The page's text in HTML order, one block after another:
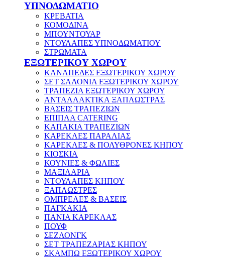
ΥΠΝΟΔΩΜΑΤΙΟ
ΚΡΕΒΑΤΙΑ
ΚΟΜΟΔΙΝΑ
ΜΠΟΥΝΤΟΥΑΡ
ΝΤΟΥΛΑΠΕΣ ΥΠΝΟΔΩΜΑΤΙΟΥ
ΣΤΡΩΜΑΤΑ
ΕΞΩΤΕΡΙΚΟΥ ΧΩΡΟΥ
ΚΑΝΑΠΕΔΕΣ ΕΞΩΤΕΡΙΚΟΥ ΧΩΡΟΥ
ΣΕΤ ΣΑΛΟΝΙΑ ΕΞΩΤΕΡΙΚΟΥ ΧΩΡΟΥ
ΤΡΑΠΕΖΙΑ ΕΞΩΤΕΡΙΚΟΥ ΧΩΡΟΥ
ΑΝΤΑΛΛΑΚΤΙΚΑ ΞΑΠΛΩΣΤΡΑΣ
ΒΑΣΕΙΣ ΤΡΑΠΕΖΙΩΝ
ΕΠΙΠΛΑ CATERING
ΚΑΠΑΚΙΑ ΤΡΑΠΕΖΙΩΝ
ΚΑΡΕΚΛΕΣ ΠΑΡΑΛΙΑΣ
ΚΑΡΕΚΛΕΣ & ΠΟΛΥΘΡΟΝΕΣ ΚΗΠΟΥ
ΚΙΟΣΚΙΑ
ΚΟΥΝΙΕΣ & ΦΩΛΙΕΣ
ΜΑΞΙΛΑΡΙΑ
ΝΤΟΥΛΑΠΕΣ ΚΗΠΟΥ
ΞΑΠΛΩΣΤΡΕΣ
ΟΜΠΡΕΛΕΣ & ΒΑΣΕΙΣ
ΠΑΓΚΑΚΙΑ
ΠΑΝΙΑ ΚΑΡΕΚΛΑΣ
ΠΟΥΦ
ΣΕΖΛΟΝΓΚ
ΣΕΤ ΤΡΑΠΕΖΑΡΙΑΣ ΚΗΠΟΥ
ΣΚΑΜΠΩ ΕΞΩΤΕΡΙΚΟΥ ΧΩΡΟΥ